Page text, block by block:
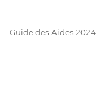
Guide des Aides 2024